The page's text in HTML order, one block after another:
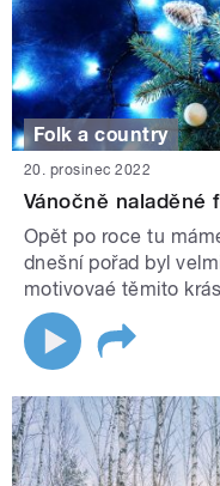
Folk a country
20. prosinec 2022
Vánočně naladěné
Opět po roce tu
dnešní pořad byl
motivovaé těmito